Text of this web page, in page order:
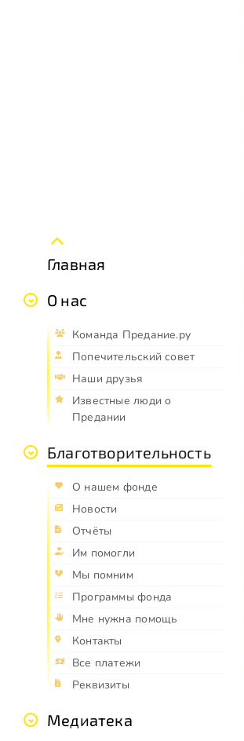
Главная
О нас
Команда Предание.ру
Попечительский совет
Наши друзья
Известные люди о
Предании
Благотворительность
О нашем фонде
Новости
Отчёты
Им помогли
Мы помним
Программы фонда
Мне нужна помощь
Контакты
Все платежи
Реквизиты
Медиатека